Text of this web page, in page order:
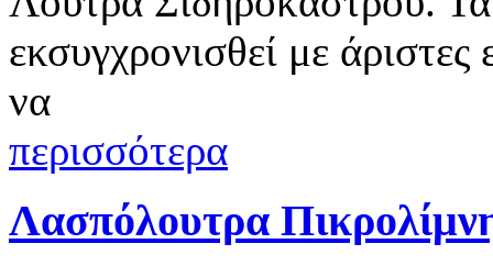
εκσυγχρονισθεί με
να
περισσότερα
Λασπόλουτρα